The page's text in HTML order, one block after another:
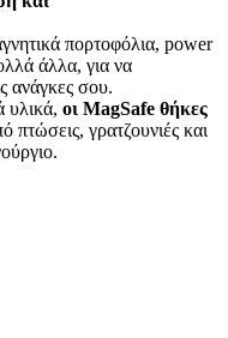
πορτοφόλια, power
άλλα, για να
ανάγκες σου.
υλικά, οι MagSafe θήκες
πτώσεις, γρατζουνιές και